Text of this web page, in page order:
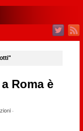
Roma è
·